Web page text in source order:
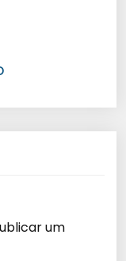
um